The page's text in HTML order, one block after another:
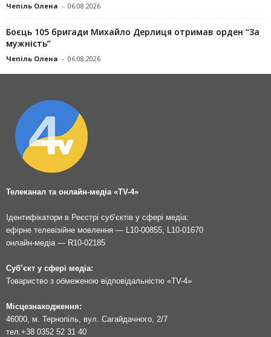
Чепіль Олена - 06.08.2026
Боєць 105 бригади Михайло Дерлиця отримав орден “За
мужність”
Чепіль Олена - 06.08.2026
Телеканал та онлайн-медіа «TV-4»
Ідентифікатори в Реєстрі суб’єктів у сфері медіа:
ефірне телевізійне мовлення — L10-00855, L10-01670
онлайн-медіа — R10-02185
Суб’єкт у сфері медіа:
Товариство з обмеженою відповідальністю «TV-4»
Місцезнаходження:
46000, м. Тернопіль, вул. Сагайдачного, 2/7
тел. +38 0352 52 31 40